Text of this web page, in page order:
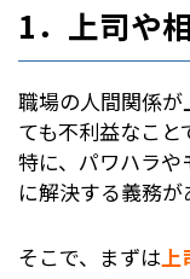
1．上司や
職場の人間関係
ても不利益なこと
特に、パワハラ
に解決する義務が
そこで、まずは上